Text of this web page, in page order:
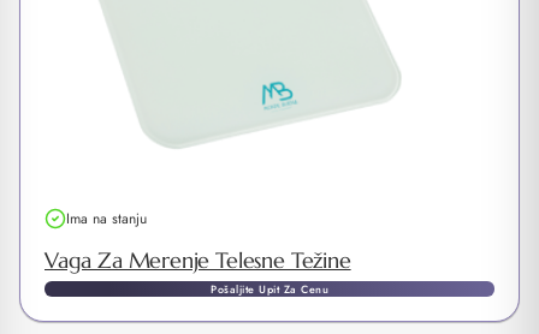
Ima na stanju
Vaga Za Merenje Telesne Težine
Pošaljite Upit Za Cenu